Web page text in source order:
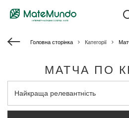
Головна сторінка Категорії
МАТЧА ПО
Змінити сортування
Найкраща релевантність